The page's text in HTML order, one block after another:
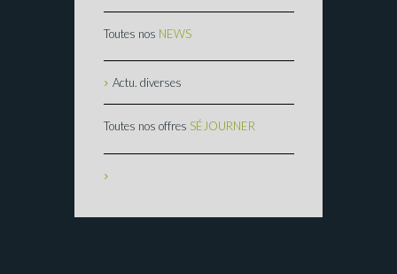
Toutes nos NEWS
Actu. diverses
Toutes nos offres SÉJOURNER